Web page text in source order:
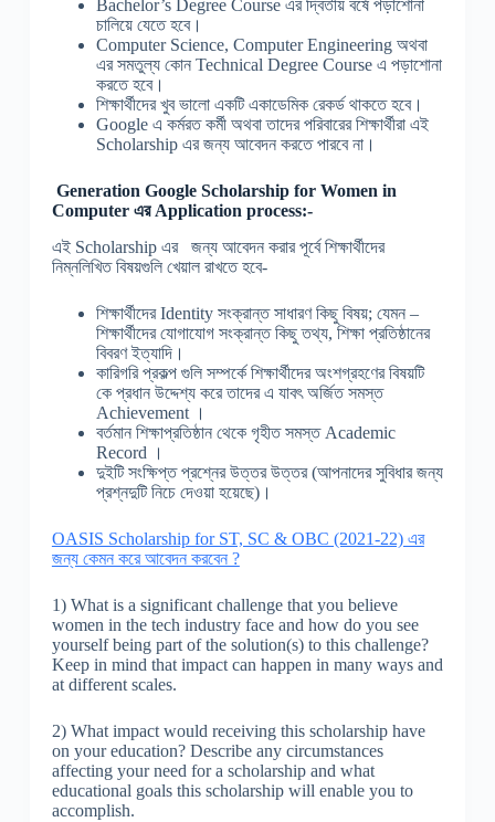
Bachelor’s Degree Course এর দ্বিতীয় বর্ষে পড়াশোনা
চালিয়ে যেতে হবে।
Computer Science, Computer Engineering অথবা
এর সমতুল্য কোন Technical Degree Course এ পড়াশোনা
করতে হবে।
শিক্ষার্থীদের খুব ভালো একটি একাডেমিক রেকর্ড থাকতে হবে।
Google এ কর্মরত কর্মী অথবা তাদের পরিবারের শিক্ষার্থীরা এই
Scholarship এর জন্য আবেদন করতে পারবে না।
Generation Google Scholarship for Women in
Computer এরApplication process:-
এই Scholarship এর জন্য আবেদন করার পূর্বে শিক্ষার্থীদের
নিম্নলিখিত বিষয়গুলি খেয়াল রাখতে হবে-
শিক্ষার্থীদের Identity সংক্রান্ত সাধারণ কিছু বিষয়; যেমন –
শিক্ষার্থীদের যোগাযোগ সংক্রান্ত কিছু তথ্য, শিক্ষা প্রতিষ্ঠানের
বিবরণ ইত্যাদি।
কারিগরি প্রকল্প গুলি সম্পর্কে শিক্ষার্থীদের অংশগ্রহণের বিষয়টি
কে প্রধান উদ্দেশ্য করে তাদের এ যাবৎ অর্জিত সমস্ত
Achievement ।
বর্তমান শিক্ষাপ্রতিষ্ঠান থেকে গৃহীত সমস্ত Academic
Record ।
দুইটি সংক্ষিপ্ত প্রশ্নের উত্তর উত্তর (আপনাদের সুবিধার জন্য
প্রশ্নদুটি নিচে দেওয়া হয়েছে)।
OASIS Scholarship for ST, SC & OBC (2021-22) এর
জন্য কেমন করে আবেদন করবেন ?
1) What is a significant challenge that you believe
women in the tech industry face and how do you see
yourself being part of the solution(s) to this challenge?
Keep in mind that impact can happen in many ways and
at different scales.
2) What impact would receiving this scholarship have
on your education? Describe any circumstances
affecting your need for a scholarship and what
educational goals this scholarship will enable you to
accomplish.